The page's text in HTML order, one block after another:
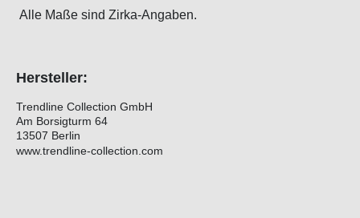
Alle Maße sind Zirka-Angaben.
Hersteller:
Trendline Collection GmbH
Am Borsigturm 64
13507 Berlin
www.trendline-collection.com